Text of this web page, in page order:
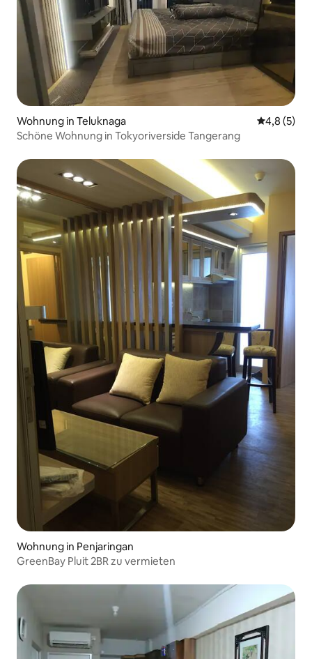
Wohnung in Teluknaga
4,8 (5)
Schöne Wohnung in Tokyoriverside Tangerang
Wohnung in Penjaringan
GreenBay Pluit 2BR zu vermieten